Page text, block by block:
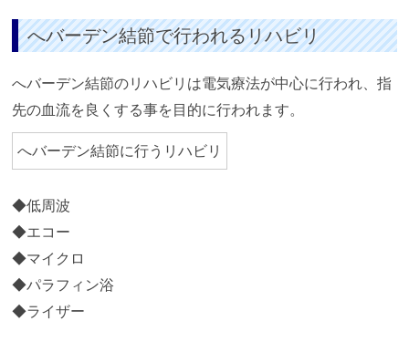
へバーデン結節で行われるリハビリ
へバーデン結節のリハビリは電気療法が中心に行われ、指
先の血流を良くする事を目的に行われます。
へバーデン結節に行うリハビリ
低周波
エコー
マイクロ
パラフィン浴
ライザー